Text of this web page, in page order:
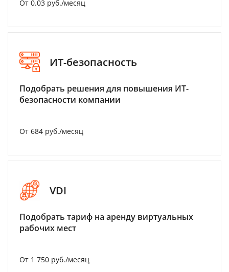
От 0.03 руб./месяц
ИТ-безопасность
Подобрать решения для повышения ИТ-
безопасности компании
От 684 руб./месяц
VDI
Подобрать тариф на аренду виртуальных
рабочих мест
От 1 750 руб./месяц